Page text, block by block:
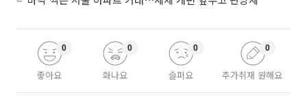
좋아요
0
화나요
0
슬퍼요
0
추가취재 원해요
0